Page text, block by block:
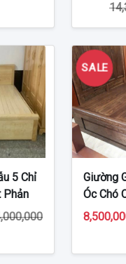
5 Chỉ
Phản
SALE
Giường
Óc Chó
G462